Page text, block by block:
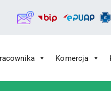
Komercja